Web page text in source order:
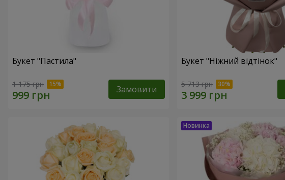
Букет "Пастила"
1 175 грн Замовити
Букет "Ніжний відтінок"
5 713 грн